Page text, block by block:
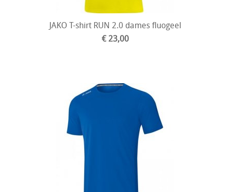
JAKO T-shirt RUN 2.0 dames fluogeel
€ 23,00